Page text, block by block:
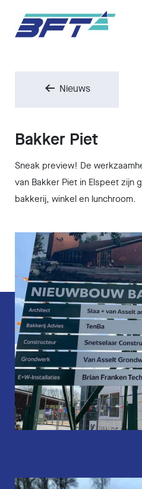
Nieuws
Bakker Piet
Sneak preview! De
van Bakker Piet in Elspeet zijn
bakkerij, winkel en lunchroom.